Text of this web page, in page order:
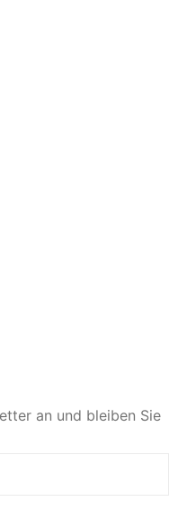
Beratung?
an und bleiben Sie